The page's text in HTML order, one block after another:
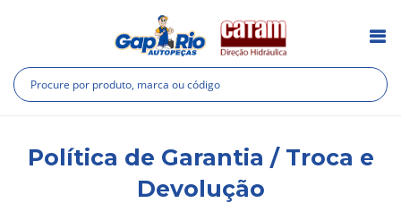
Pesquisa
Política de Garantia / Troca e
Devolução